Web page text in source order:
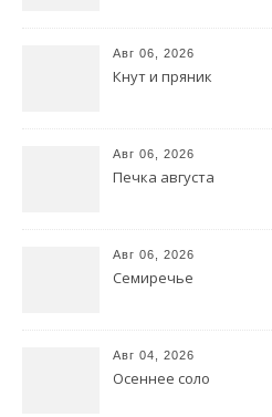
Авг 06, 2026
Кнут и пряник
Авг 06, 2026
Печка августа
Авг 06, 2026
Семиречье
Авг 04, 2026
Осеннее соло